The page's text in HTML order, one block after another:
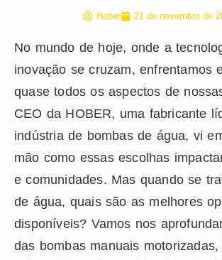
Hober 21 de novembro de
No mundo de hoje, onde a
inovação se cruzam, enfrentamos
quase todos os aspectos de
CEO da HOBER, uma fabricante
indústria de bombas de água, vi
mão como essas escolhas
e comunidades. Mas quando se
de água, quais são as melhores
disponíveis? Vamos nos
das bombas manuais motorizadas,